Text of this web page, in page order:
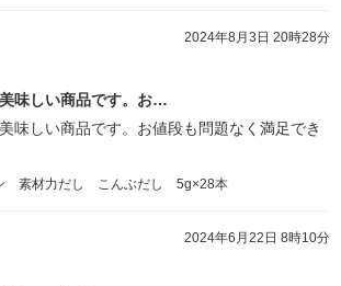
2024年8月3日 20時28分
味しい商品です。お…
味しい商品です。お値段も問題なく満足でき
素材力だし こんぶだし 5g×28本
2024年6月22日 8時10分